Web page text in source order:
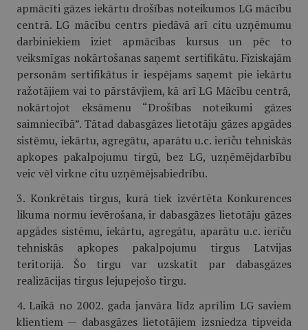
apmācīti gāzes iekārtu drošības noteikumos LG mācību
centrā. LG mācību centrs piedāvā arī citu uzņēmumu
darbiniekiem iziet apmācības kursus un pēc to
veiksmīgas nokārtošanas saņemt sertifikātu. Fiziskajām
personām sertifikātus ir iespējams saņemt pie iekārtu
ražotājiem vai to pārstāvjiem, kā arī LG Mācību centrā,
nokārtojot eksāmenu “Drošības noteikumi gāzes
saimniecībā”. Tātad dabasgāzes lietotāju gāzes apgādes
sistēmu, iekārtu, agregātu, aparātu u.c. ierīču tehniskās
apkopes pakalpojumu tirgū, bez LG, uzņēmējdarbību
veic vēl virkne citu uzņēmējsabiedrību.
3. Konkrētais tirgus, kurā tiek izvērtēta Konkurences
likuma normu ievērošana, ir dabasgāzes lietotāju gāzes
apgādes sistēmu, iekārtu, agregātu, aparātu u.c. ierīču
tehniskās apkopes pakalpojumu tirgus Latvijas
teritorijā. Šo tirgu var uzskatīt par dabasgāzes
realizācijas tirgus lejupejošo tirgu.
4. Laikā no 2002. gada janvāra līdz aprīlim LG saviem
klientiem — dabasgāzes lietotājiem izsniedza tipveida